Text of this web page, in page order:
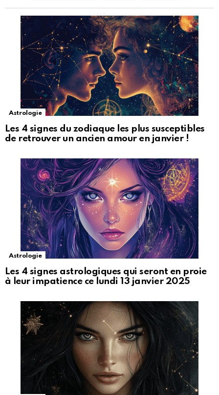
Astrologie
Les 4 signes du zodiaque les plus susceptibles
de retrouver un ancien amour en janvier !
Astrologie
Les 4 signes astrologiques qui seront en proie
à leur impatience ce lundi 13 janvier 2025